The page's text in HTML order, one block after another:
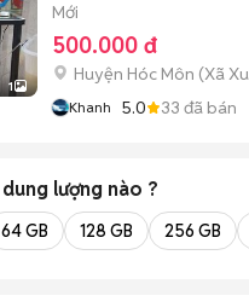
1
Mới
500.000 đ
Huyện Hóc Môn (Xã
Khanh 5.0 33 đã bán
dung lượng nào ?
64 GB 128 GB 256 GB